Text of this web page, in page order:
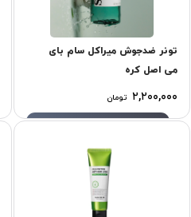
تونر ضدجوش میراکل سام بای
می اصل کره
۲,۲۰۰,۰۰۰ تومان